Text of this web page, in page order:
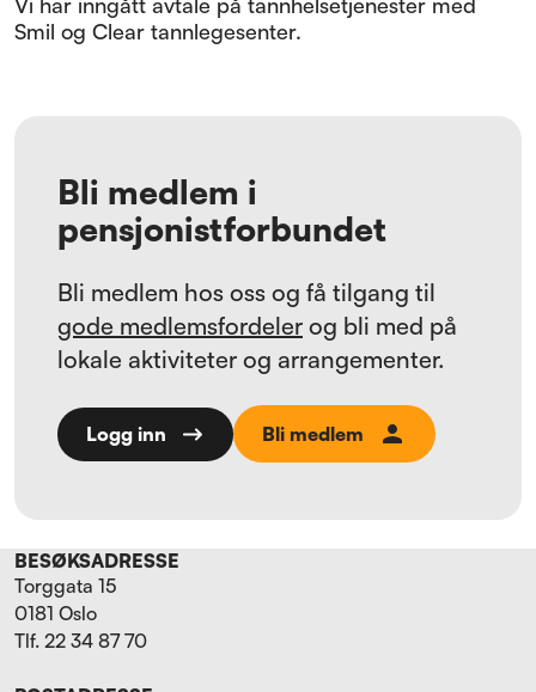
Smil og Clear tannlegesenter.
Bli medlem i
pensjonistforbundet
Bli medlem hos oss og få tilgang til
gode medlemsfordeler og bli med på
lokale aktiviteter og arrangementer.
Logg inn Bli medlem
BESØKSADRESSE
Torggata 15
0181 Oslo
Tlf. 22 34 87 70